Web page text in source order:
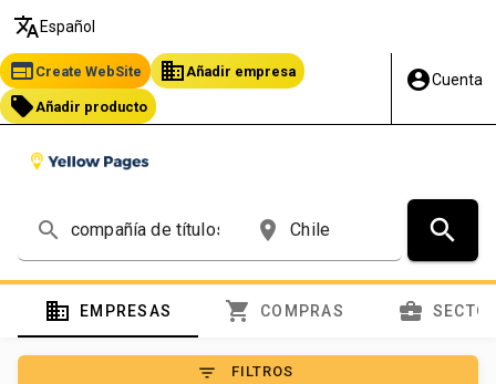
translate Español
web Create WebSite business Añadir empresa
local_offer Añadir producto
account_circleCuenta
search place search
domain EMPRESAS shopping_cart COMPRAS business_center
filter_list FILTROS